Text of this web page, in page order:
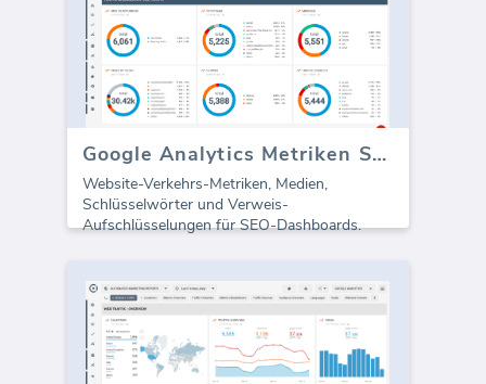
Google Analytics Metriken SEO-Dashboard
Website-Verkehrs-Metriken, Medien,
Schlüsselwörter und Verweis-
Aufschlüsselungen für SEO-Dashboards.